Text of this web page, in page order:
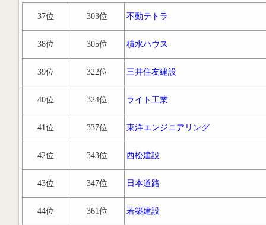
37位 303位 不動テトラ
38位 305位 積水ハウス
39位 322位 三井住友建設
40位 324位 ライト工業
41位 337位 東洋エンジニアリング
42位 343位 西松建設
43位 347位 日本道路
44位 361位 若築建設